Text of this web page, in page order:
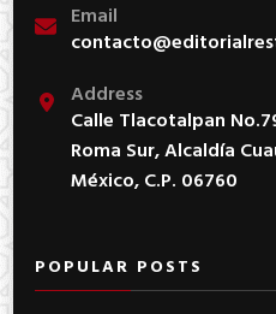
Email
Address
Calle Tlacotalpan
Roma Sur, Alcaldía
México, C.P. 06760
POPULAR POSTS